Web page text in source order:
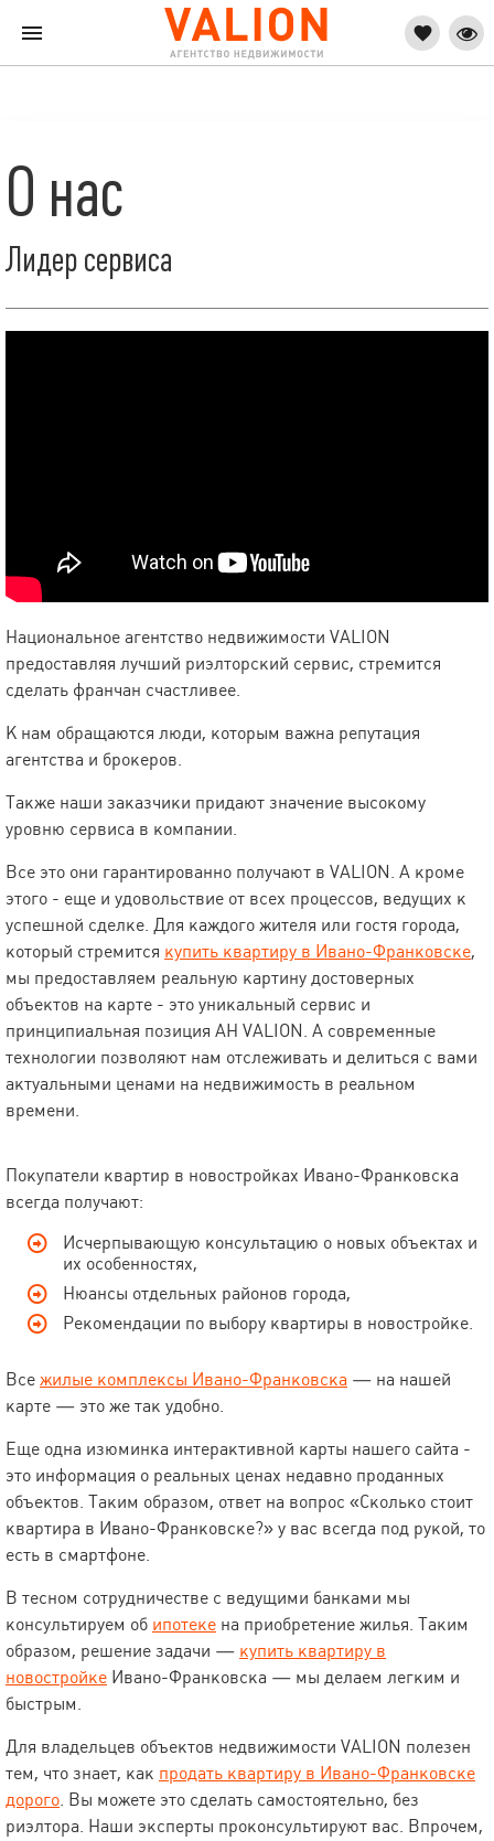
О нас
Лидер сервиса
Национальное агентство недвижимости VALION
предоставляя лучший риэлторский сервис, стремится
сделать франчан счастливее.
К нам обращаются люди, которым важна репутация
агентства и брокеров.
Также наши заказчики придают значение высокому
уровню сервиса в компании.
Все это они гарантированно получают в VALION. А кроме
этого - еще и удовольствие от всех процессов, ведущих к
успешной сделке. Для каждого жителя или гостя города,
который стремится купить квартиру в Ивано-Франковске,
мы предоставляем реальную картину достоверных
объектов на карте - это уникальный сервис и
принципиальная позиция АН VALION. А современные
технологии позволяют нам отслеживать и делиться с вами
актуальными ценами на недвижимость в реальном
времени.
Покупатели квартир в новостройках Ивано-Франковска
всегда получают:
Исчерпывающую консультацию о новых объектах и
их особенностях,
Нюансы отдельных районов города,
Рекомендации по выбору квартиры в новостройке.
Все жилые комплексы Ивано-Франковска — на нашей
карте — это же так удобно.
Еще одна изюминка интерактивной карты нашего сайта -
это информация о реальных ценах недавно проданных
объектов. Таким образом, ответ на вопрос «Сколько стоит
квартира в Ивано-Франковске?» у вас всегда под рукой, то
есть в смартфоне.
В тесном сотрудничестве с ведущими банками мы
консультируем об ипотеке на приобретение жилья. Таким
образом, решение задачи — купить квартиру в
новостройке Ивано-Франковска — мы делаем легким и
быстрым.
Для владельцев объектов недвижимости VALION полезен
тем, что знает, как продать квартиру в Ивано-Франковске
дорого. Вы можете это сделать самостоятельно, без
риэлтора. Наши эксперты проконсультируют вас. Впрочем,